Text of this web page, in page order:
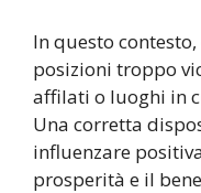
In questo
posizioni troppo
affilati o luoghi in
Una corretta
influenzare
prosperità e il